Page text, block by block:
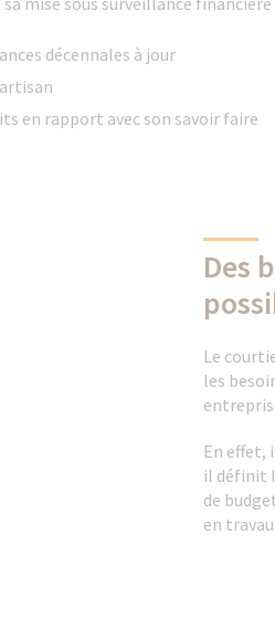
décennales à jour
en rapport avec son savoir faire
Des
Le
les
En effet,
il définit
de
en